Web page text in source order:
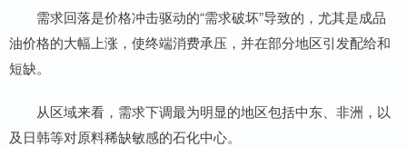
需求回落是价格冲击驱动的“需求破坏”导致的，尤其是成品
油价格的大幅上涨，使终端消费承压，并在部分地区引发配给和
短缺。
从区域来看，需求下调最为明显的地区包括中东、非洲，以
及日韩等对原料稀缺敏感的石化中心。